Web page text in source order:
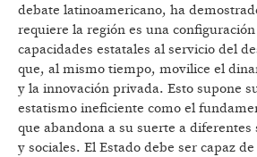
debate latinoamericano, ha
requiere la región es una
capacidades estatales al servicio del
que, al mismo tiempo, movilice el
y la innovación privada. Esto supone
estatismo ineficiente como el
que abandona a su suerte a diferentes
y sociales. El Estado debe ser capaz